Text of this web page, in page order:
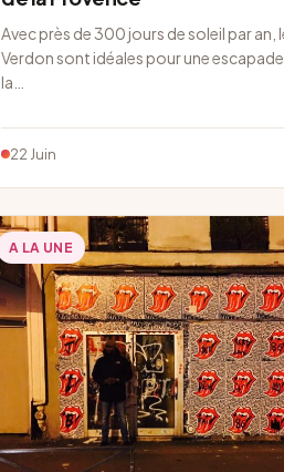
Avec près de 300 jours de soleil par an,
Verdon sont idéales pour une
la…
22 Juin
A LA UNE